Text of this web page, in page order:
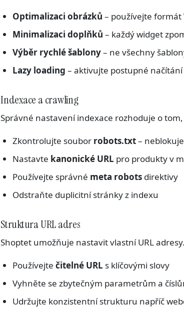
Optimalizaci obrázků – používejte formát
Minimalizaci doplňků – každý widget
Výběr rychlé šablony– ne všechny
Lazy loading – aktivujte postupné
Indexace a crawling
Správné nastavení indexace rozhoduje o
Zkontrolujte soubor robots.txt–
Nastavte kanonické URL pro produkty v
Používejte správné meta robotsdirektivy
Odstraňte duplicitní stránky z indexu
Struktura URL adres
Shoptet umožňuje nastavit vlastní URL
Používejte čitelné URL s klíčovými slovy
Vyhněte se zbytečným parametrům a
Udržujte konzistentní strukturu napříč